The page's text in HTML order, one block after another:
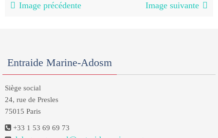
Image précédente Image suivante
Entraide Marine-Adosm
Siège social
24, rue de Presles
75015 Paris
+33 1 53 69 69 73